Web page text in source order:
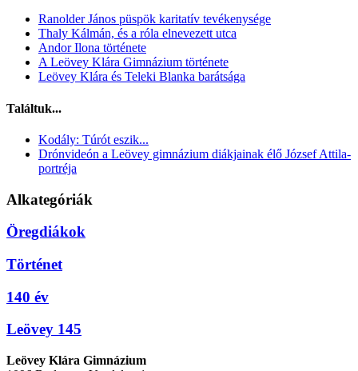
Ranolder János püspök karitatív tevékenysége
Thaly Kálmán, és a róla elnevezett utca
Andor Ilona története
A Leövey Klára Gimnázium története
Leövey Klára és Teleki Blanka barátsága
Találtuk...
Kodály: Túrót eszik...
Drónvideón a Leövey gimnázium diákjainak élő József Attila-
portréja
Alkategóriák
Öregdiákok
Történet
140 év
Leövey 145
Leövey Klára Gimnázium